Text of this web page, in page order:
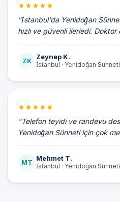
"İstanbul'da Yenidoğan
hızlı ve güvenli ilerledi.
ZK Zeynep K.
İstanbul · Yenidoğan Sünneti
"Telefon teyidi ve randevu
Yenidoğan Sünneti için çok
MT Mehmet T.
İstanbul · Yenidoğan Sünneti